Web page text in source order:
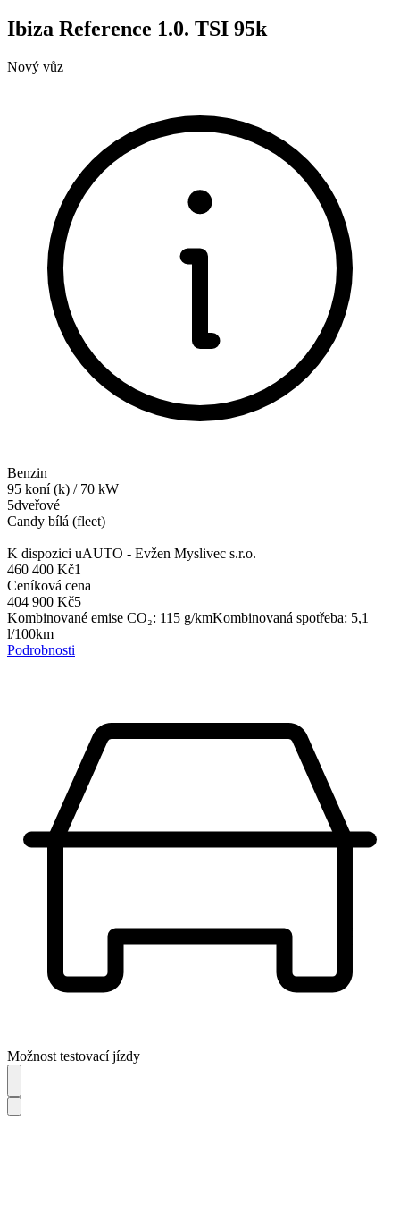
Ibiza Reference 1.0. TSI 95k
Nový vůz
Benzin
95 koní (k) / 70 kW
5dveřové
Candy bílá (fleet)
K dispozici uAUTO - Evžen Myslivec s.r.o.
460 400 Kč1
Ceníková cena
404 900 Kč5
Kombinované emise CO₂: 115 g/kmKombinovaná spotřeba: 5,1
l/100km
Podrobnosti
Možnost testovací jízdy